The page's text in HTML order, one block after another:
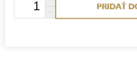
PRIDAŤ